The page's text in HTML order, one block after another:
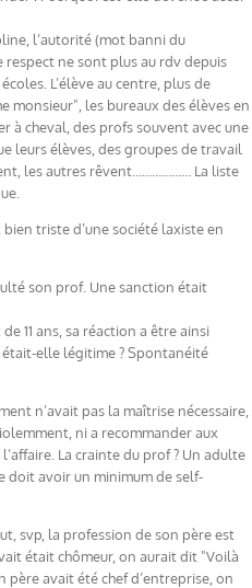
l’autorité (mot banni du
respect ne sont plus au rdv depuis
L’élève au centre, plus de
monsieur", les bureaux des élèves en
à cheval, des profs souvent avec une
leurs élèves, des groupes de travail
les autres rêvent……………… La liste
triste d’une société laxiste en
son prof. Une sanction était
11 ans, sa réaction a être ainsi
elle légitime ? Spontanéité
n’avait pas la maîtrise nécessaire,
ni a recommander aux
La crainte du prof ? Un adulte
doit avoir un minimum de self-
svp, la profession de son père est
était chômeur, on aurait dit "Voilà
père avait été chef d’entreprise, on